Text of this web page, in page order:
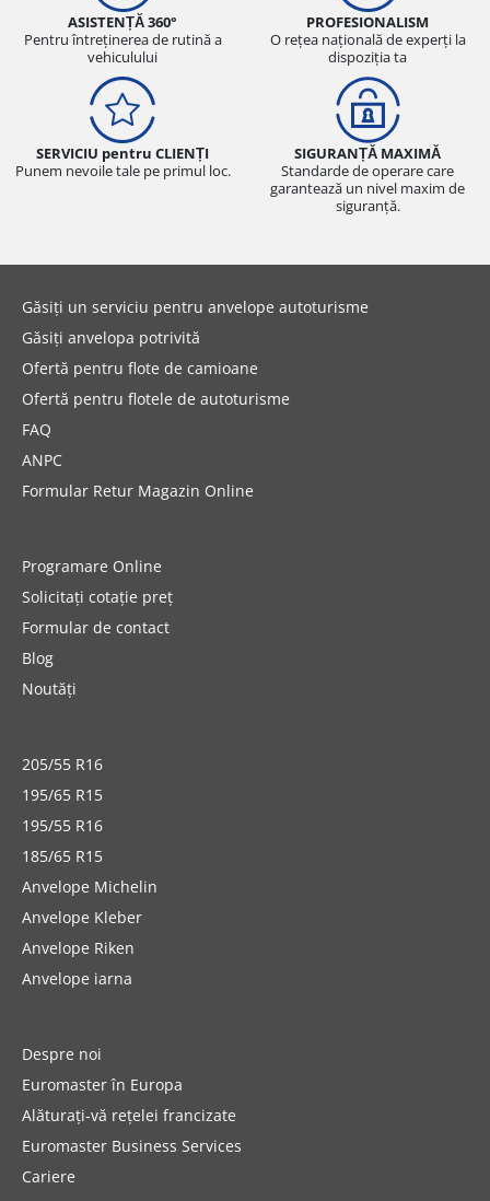
ASISTENȚĂ 360°
Pentru întreținerea de rutină a
vehiculului
PROFESIONALISM
O rețea națională de experți la
dispoziția ta
SERVICIU pentru CLIENȚI
Punem nevoile tale pe primul loc.
SIGURANȚĂ MAXIMĂ
Standarde de operare care
garantează un nivel maxim de
siguranță.
Găsiți un serviciu pentru anvelope autoturisme
Găsiți anvelopa potrivită
Ofertă pentru flote de camioane
Ofertă pentru flotele de autoturisme
FAQ
ANPC
Formular Retur Magazin Online
Programare Online
Solicitați cotație preț
Formular de contact
Blog
Noutăți
205/55 R16
195/65 R15
195/55 R16
185/65 R15
Anvelope Michelin
Anvelope Kleber
Anvelope Riken
Anvelope iarna
Despre noi
Euromaster în Europa
Alăturați-vă rețelei francizate
Euromaster Business Services
Cariere